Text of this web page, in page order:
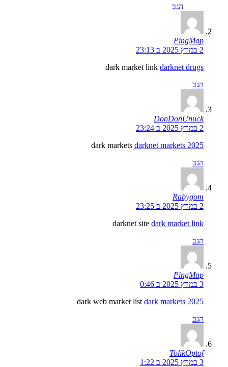
הגב
PingMap
2 במרץ 2025 ב 23:13
dark market link darknet drugs
הגב
DonDonUnuck
2 במרץ 2025 ב 23:24
dark markets darknet markets 2025
הגב
Rabygom
2 במרץ 2025 ב 23:25
darknet site dark market link
הגב
PingMap
3 במרץ 2025 ב 0:46
dark web market list dark markets 2025
הגב
TolikOptof
3 במרץ 2025 ב 1:22